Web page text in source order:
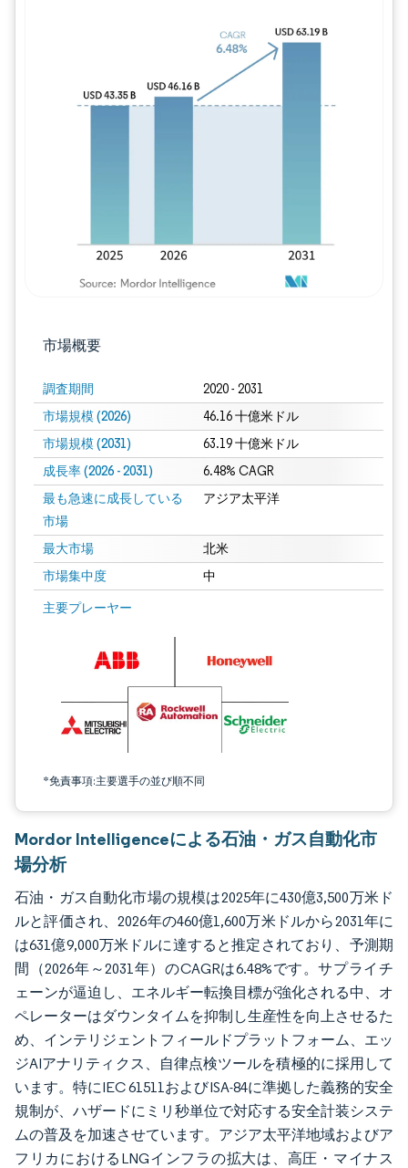
市場概要
調査期間 2020 - 2031
市場規模 (2026) 46.16 十億米ドル
市場規模 (2031) 63.19 十億米ドル
成長率 (2026 - 2031) 6.48% CAGR
最も急速に成長している
市場
アジア太平洋
最大市場 北米
市場集中度 中
主要プレーヤー
*免責事項:主要選手の並び順不同
画像 © Mordor Intelligence。再利用にはCC BY 4.0の表示が必要です。
Mordor Intelligenceによる石油・ガス自動化市
場分析
石油・ガス自動化市場の規模は2025年に430億3,500万米ド
ルと評価され、2026年の460億1,600万米ドルから2031年に
は631億9,000万米ドルに達すると推定されており、予測期
間（2026年～2031年）のCAGRは6.48%です。サプライチ
ェーンが逼迫し、エネルギー転換目標が強化される中、オ
ペレーターはダウンタイムを抑制し生産性を向上させるた
め、インテリジェントフィールドプラットフォーム、エッ
ジAIアナリティクス、自律点検ツールを積極的に採用して
います。特にIEC 61511およびISA-84に準拠した義務的安全
規制が、ハザードにミリ秒単位で対応する安全計装システ
ムの普及を加速させています。アジア太平洋地域およびア
フリカにおけるLNGインフラの拡大は、高圧・マイナス